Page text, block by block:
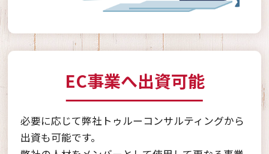
EC事業へ出資可能
必要に応じて弊社トゥルーコンサルティングから
出資も可能です。